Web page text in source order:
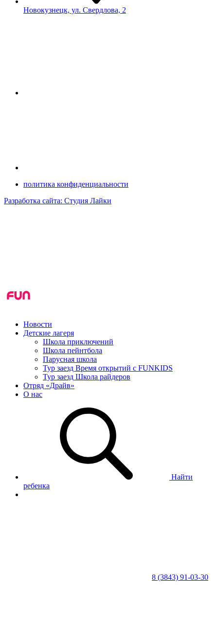
Новокузнецк, ул. Свердлова, 2
политика конфиденциальности
Разработка сайта: Студия Лайки
Новости
Детские лагеря
Школа приключений
Школа пейнтбола
Парусная школа
Тур заезд Время открытий с FUNKIDS
Тур заезд Школа райдеров
Отряд «Драйв»
О нас
Найти
ребенка
8 (3843) 91-03-30